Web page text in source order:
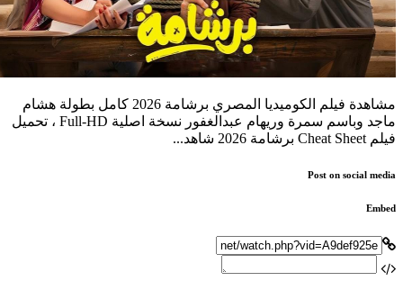
مشاهدة فيلم الكوميديا المصري برشامة 2026 كامل بطولة هشام
ماجد وباسم سمرة وريهام عبدالغفور نسخة اصلية Full-HD ، تحميل
فيلم Cheat Sheet برشامة 2026 شاهد...
Post on social media
Embed